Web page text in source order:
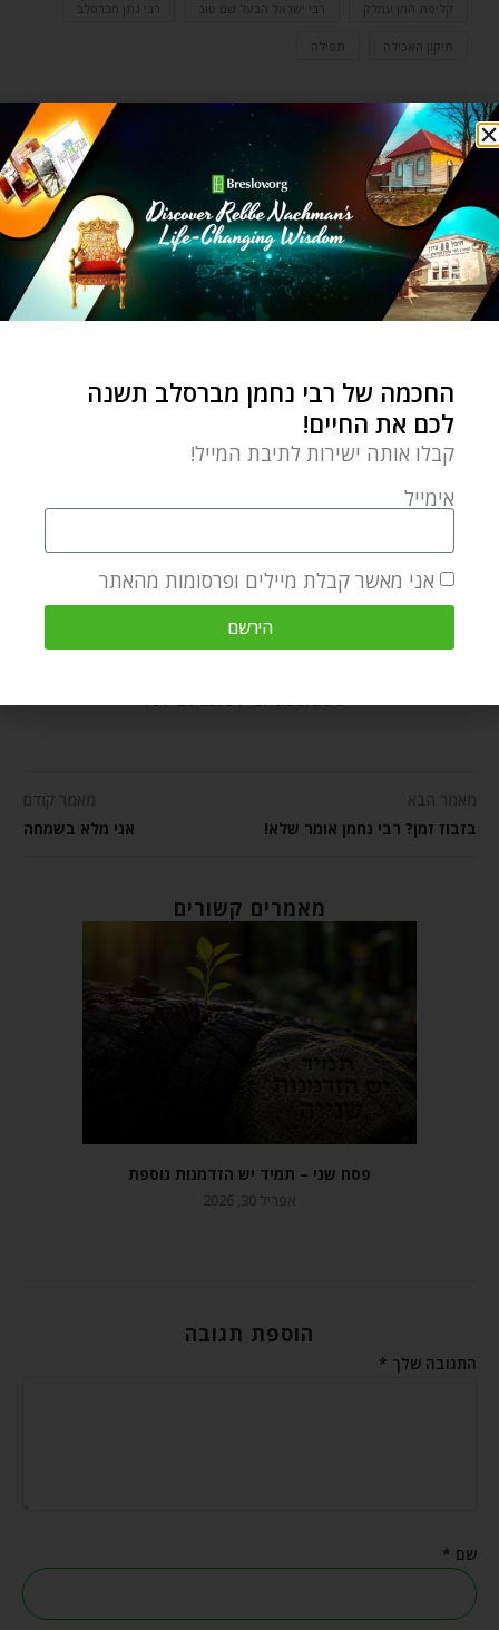
קליפת המן עמלק רבי ישראל הבעל שם טוב רבי נתן מברסלב
תיקון האכילה תפילה
0 תגובות
YEHUDIS GOLSHEVSKY
Yehudis in her own words: When I
first began learning Rebbe
husband and other teachers, I felt
as though I had come home to
the personal and vital relationship
inspiration comes from helping
other Jewish women discover
their own spiritual potential
מאמר הבא
בזבוז זמן? רבי נחמן אומר שלא!
מאמר קודם
אני מלא בשמחה
מאמרים קשורים
פסח שני – תמיד יש הזדמנות נוספת
אפריל 30, 2026
הוספת תגובה
התגובה שלך *
שם *
החכמה של רבי נחמן מברסלב תשנה
לכם את החיים!
קבלו אותה ישירות לתיבת המייל!
אימייל
אני מאשר קבלת מיילים ופרסומות מהאתר
הירשם